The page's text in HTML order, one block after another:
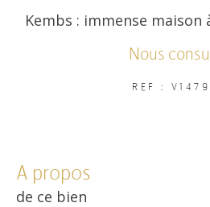
Kembs : immense maison
Nous
REF :
a propos
de ce bien